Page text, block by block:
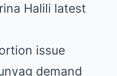
Halili latest
issue
demand